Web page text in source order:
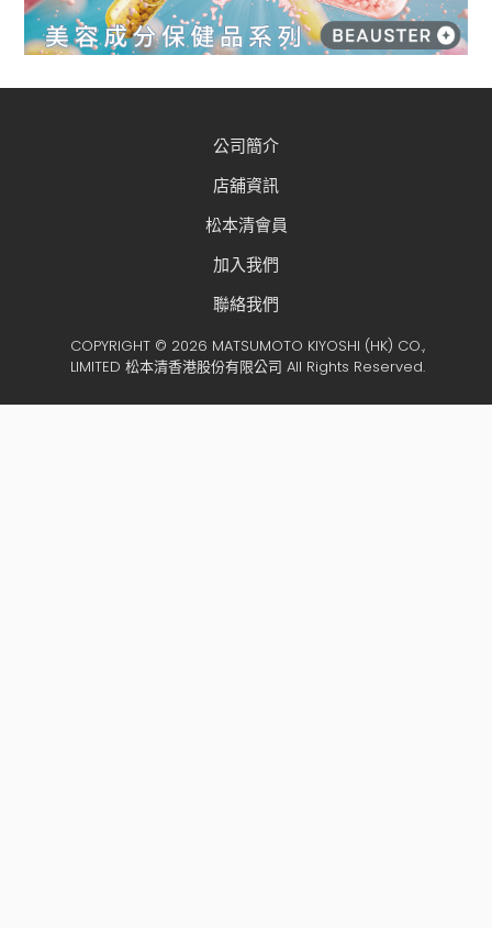
公司簡介
店舖資訊
松本清會員
加入我們
聯絡我們
COPYRIGHT © 2026 MATSUMOTO KIYOSHI (HK) CO.,
LIMITED 松本清香港股份有限公司 All Rights Reserved.